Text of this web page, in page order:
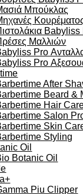
Μπούκλας
Babyliss
Μαλλιών
Pro
Pro
After
Beard &
Hair
Salon
Skin
Styling
Oil
Botanic Oil
Piu Clipper